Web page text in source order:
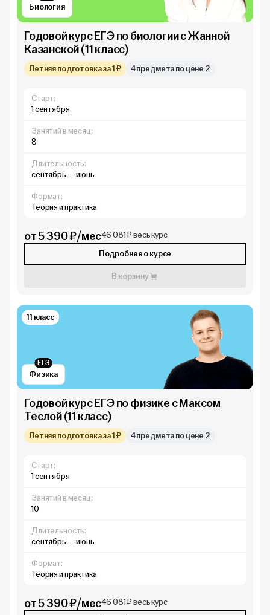
Биология
Годовой курс ЕГЭ по биологии с Жанной
Казанской (11 класс)
Летняя подготовка за 1 ₽ 4 предмета по цене 2
Старт:
1 сентября
Занятий в месяц:
8
Длительность:
сентябрь — июнь
Формат:
Теория и практика
от 5 390 ₽/мес46 081 ₽ весь курс
Подробнее о курсе
В корзину
Физика
ЕГЭ
11 класс
Годовой курс ЕГЭ по физике с Максом
Теслой (11 класс)
Летняя подготовка за 1 ₽ 4 предмета по цене 2
Старт:
1 сентября
Занятий в месяц:
10
Длительность:
сентябрь — июнь
Формат:
Теория и практика
от 5 390 ₽/мес46 081 ₽ весь курс